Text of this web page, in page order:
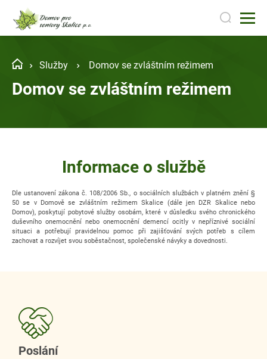
Služby Domov se zvláštním režimem
Domov se zvláštním režimem
Informace o službě
Dle ustanovení zákona č. 108/2006 Sb., o sociálních službách v platném znění §
50 se v Domově se zvláštním režimem Skalice (dále jen DZR Skalice nebo
Domov), poskytují pobytové služby osobám, které v důsledku svého chronického
duševního onemocnění nebo onemocnění demencí ocitly v nepříznivé sociální
situaci a potřebují pravidelnou pomoc při zajišťování svých potřeb s cílem
zachovat a rozvíjet svou soběstačnost, společenské návyky a dovednosti.
Poslání